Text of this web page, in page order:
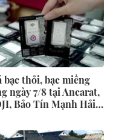
bạc thỏi, bạc miếng
ngày 7/8 tại Ancarat,
Bảo Tín Mạnh Hải,